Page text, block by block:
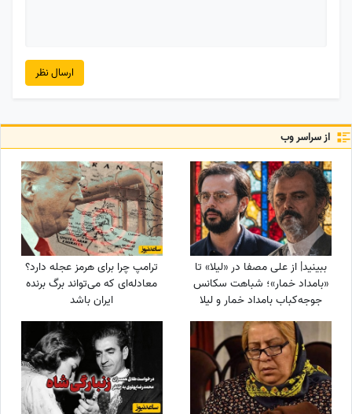
ارسال نظر
از سراسر وب
ببینید| از علی مصفا در «لیلا» تا
«بامداد خمار»؛ شباهت سکانس
جوجه‌کباب بامداد خمار و لیلا
سوژه شد
ترامپ چرا برای هرمز عجله دارد؟
معادله‌ای که می‌تواند برگ برنده
ایران باشد